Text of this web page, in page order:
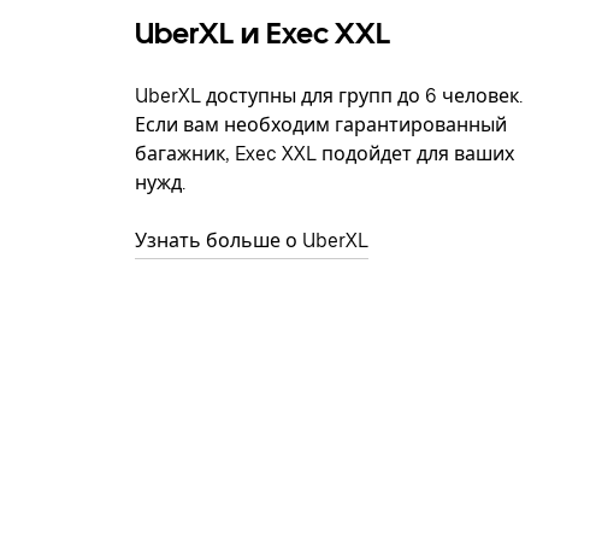
UberXL и Exec XXL
UberXL доступны для групп до 6 человек.
Если вам необходим гарантированный
багажник, Exec XXL подойдет для ваших
нужд.
Узнать больше о UberXL